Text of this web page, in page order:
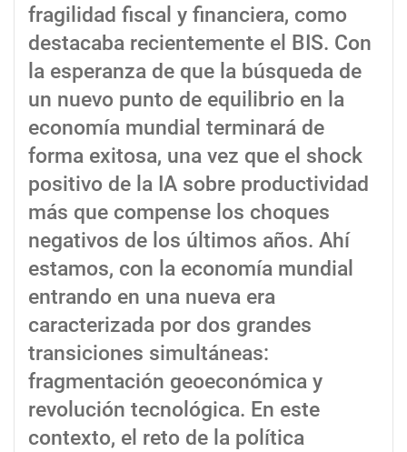
fragilidad fiscal y financiera, como
destacaba recientemente el BIS. Con
la esperanza de que la búsqueda de
un nuevo punto de equilibrio en la
economía mundial terminará de
forma exitosa, una vez que el shock
positivo de la IA sobre productividad
más que compense los choques
negativos de los últimos años. Ahí
estamos, con la economía mundial
entrando en una nueva era
caracterizada por dos grandes
transiciones simultáneas:
fragmentación geoeconómica y
revolución tecnológica. En este
contexto, el reto de la política